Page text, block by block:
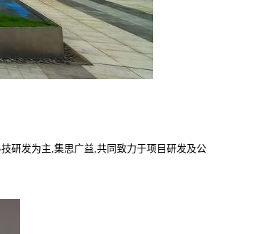
研发为主,集思广益,共同致力于项目研发及公